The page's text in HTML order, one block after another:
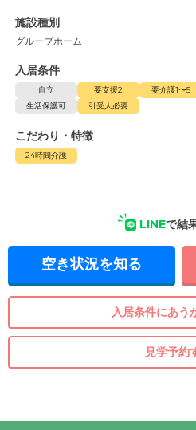
施設種別
グループホーム
入居条件
自立 要支援2 要介護1〜5
生活保護可
引受人必要
こだわり・特徴
24時間介護
LINEで結
空き状況を知る
入居条件にあう
見学予約